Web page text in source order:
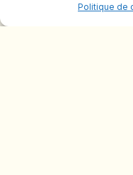
Politique de